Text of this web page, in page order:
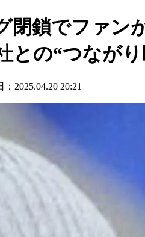
鎖でファン
との“つなが
2025.04.20 20:21